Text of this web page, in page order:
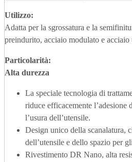
Utilizzo:
Adatta per la sgrossatura e la
preindurito, acciaio modulato e acciaio
Particolarità:
Alta durezza
La speciale tecnologia di
riduce efficacemente l’adesione
l’usura dell’utensile.
Design unico della scanalatura,
dell’utensile e dello spazio per
Rivestimento DR Nano, alta